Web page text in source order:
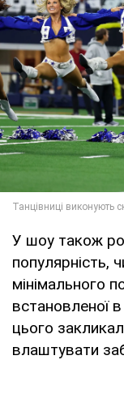
У шоу також
популярність,
мінімального
встановленої
цього
влаштувати